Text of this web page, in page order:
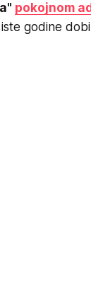
pokojnom
iste godine